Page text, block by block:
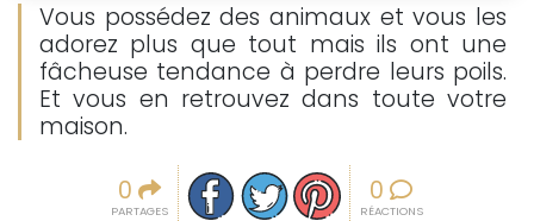
Vous possédez des animaux et vous les
adorez plus que tout mais ils ont une
fâcheuse tendance à perdre leurs poils.
Et vous en retrouvez dans toute votre
maison.
0
PARTAGES
Partager sur facebook
Partager sur Twitter
Epingler sur Pinterest
0
RÉACTIONS